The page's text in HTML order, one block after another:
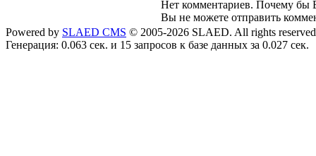
Нет комментариев. Почему бы
Вы не можете отправить
Powered by SLAED CMS © 2005-2026 SLAED. All rights
Генерация: 0.063 сек. и 15 запросов к базе данных за 0.027 сек.